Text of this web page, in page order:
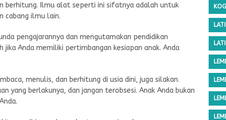
berhitung. Ilmu alat seperti ini sifatnya adalah untuk
cabang ilmu lain.
pengajarannya dan mengutamakan pendidikan
jika Anda memiliki pertimbangan kesiapan anak. Anda
menulis, dan berhitung di usia dini, juga silakan.
yang berlakunya, dan jangan terobsesi. Anak Anda bukan